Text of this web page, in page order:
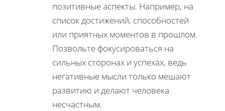
позитивные аспекты. Например, на
список достижений, способностей
или приятных моментов в прошлом.
Позвольте фокусироваться на
сильных сторонах и успехах, ведь
негативные мысли только мешают
развитию и делают человека
несчастным.